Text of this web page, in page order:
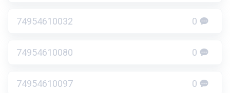
74954610032 0
74954610080 0
74954610097 0